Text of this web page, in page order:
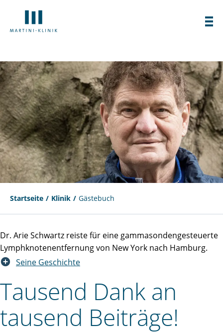
Startseite Klinik Gästebuch
Dr. Arie Schwartz reiste für eine gammasondengesteuerte
Lymphknotenentfernung von New York nach Hamburg.
Seine Geschichte
Tausend Dank an
tausend Beiträge!